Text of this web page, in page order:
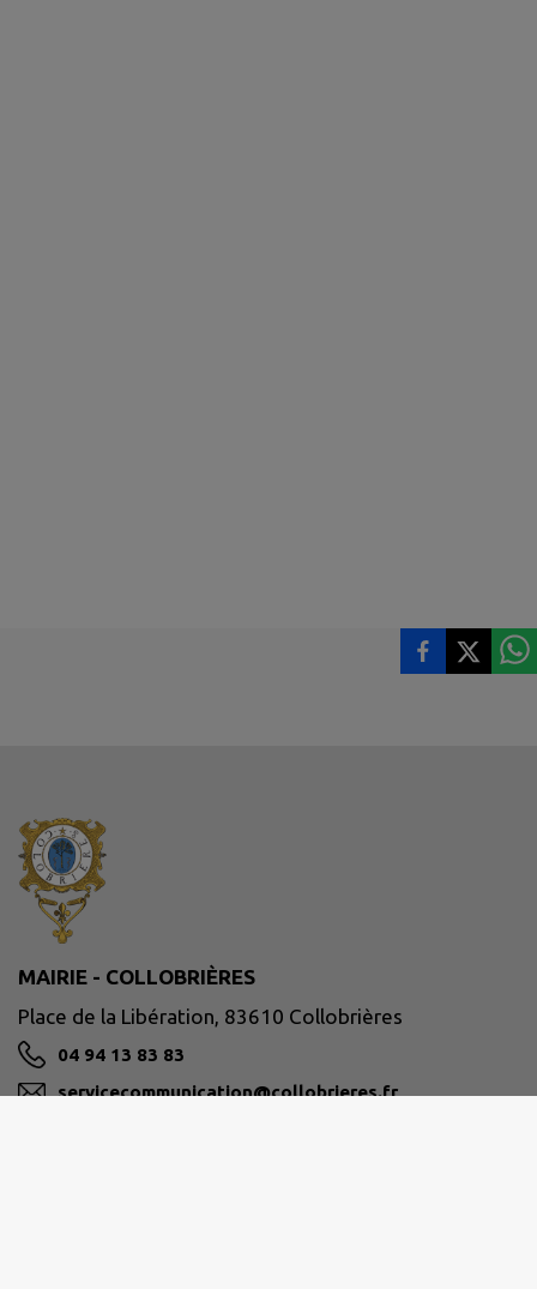
MAIRIE - COLLOBRIÈRES
Place de la Libération, 83610 Collobrières
04 94 13 83 83
servicecommunication@collobrieres.fr